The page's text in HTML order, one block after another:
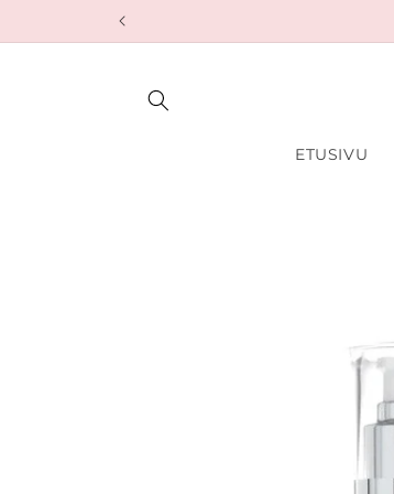
ETUSIVU